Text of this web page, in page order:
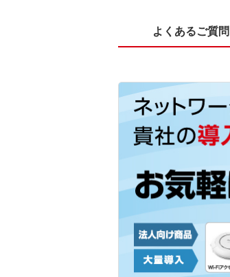
よくあるご質問